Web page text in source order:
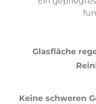
Glasfläche
Keine schweren